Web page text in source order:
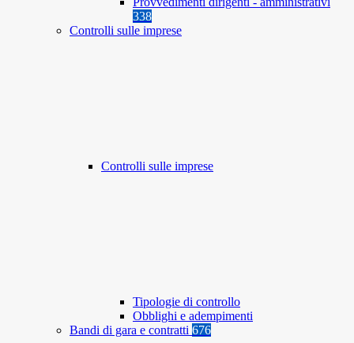
338
Controlli sulle imprese
Controlli sulle imprese
Tipologie di controllo
Obblighi e adempimenti
Bandi di gara e contratti 676